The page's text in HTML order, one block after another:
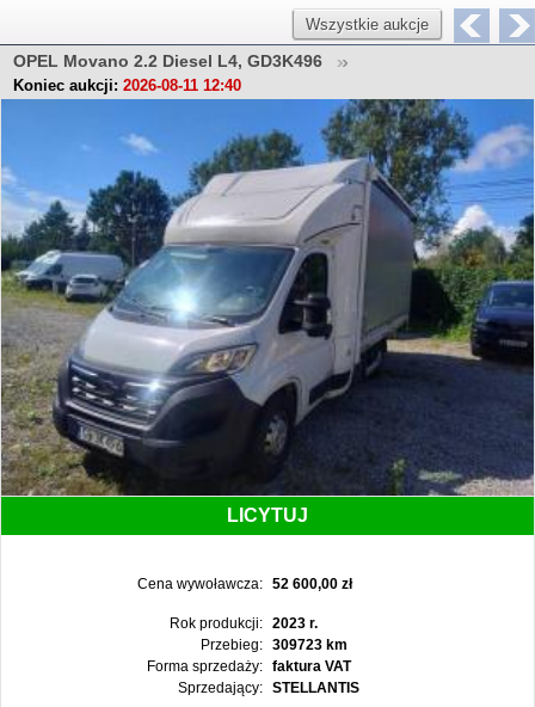
Wszystkie aukcje
OPEL Movano 2.2 Diesel L4, GD3K496
Koniec aukcji: 2026-08-11 12:40
LICYTUJ
Cena wywoławcza: 52 600,00 zł
Rok produkcji:
2023 r.
Przebieg:
309723 km
Forma sprzedaży:
faktura VAT
Sprzedający:
STELLANTIS